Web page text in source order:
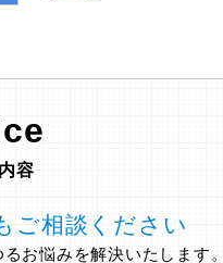
容
ご相談ください
お悩みを解決いたします